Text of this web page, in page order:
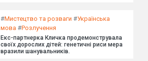
#Мистецтво та розваги #Українська
мова #Розлучення
Екс-партнерка Кличка продемонструвала
своїх дорослих дітей: генетичні риси мера
вразили шанувальників.